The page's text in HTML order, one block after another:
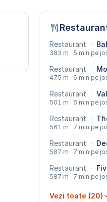
Restaurant ·
383 m · 5 min pe
Restaurant ·
475 m · 6 min pe
Restaurant ·
501 m · 6 min pe
Restaurant ·
561 m · 7 min pe
Restaurant ·
587 m · 7 min pe
Restaurant ·
587 m · 7 min pe
Vezi toate (20)